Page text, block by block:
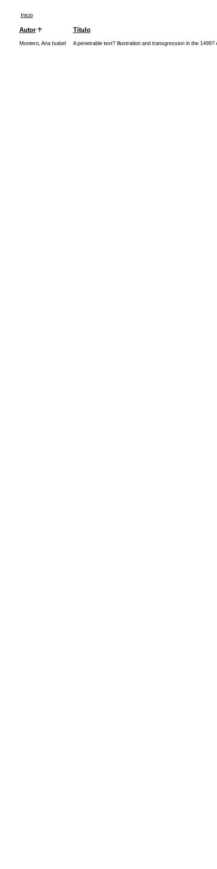
Inicio
Autor Título
Montero, Ana Isabel A penetrable text? Illustration and transgression in the 1499?